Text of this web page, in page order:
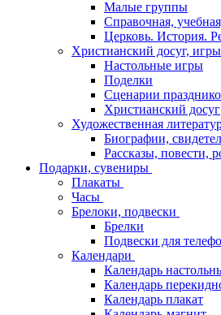
Малые группы
Справочная,
Церковь. История.
Христианский досуг, игры
Настольные игры
Поделки
Сценарии
Христианский досуг
Художественная
Биографии,
Рассказы, повести,
Подарки, сувениры
Плакаты
Часы
Брелоки, подвески
Брелки
Подвески для
Календари
Календарь
Календарь
Календарь плакат